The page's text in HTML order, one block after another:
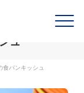
ュ
食パンキッシュ